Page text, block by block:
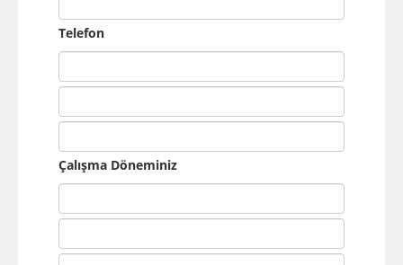
Telefon
Çalışma Döneminiz